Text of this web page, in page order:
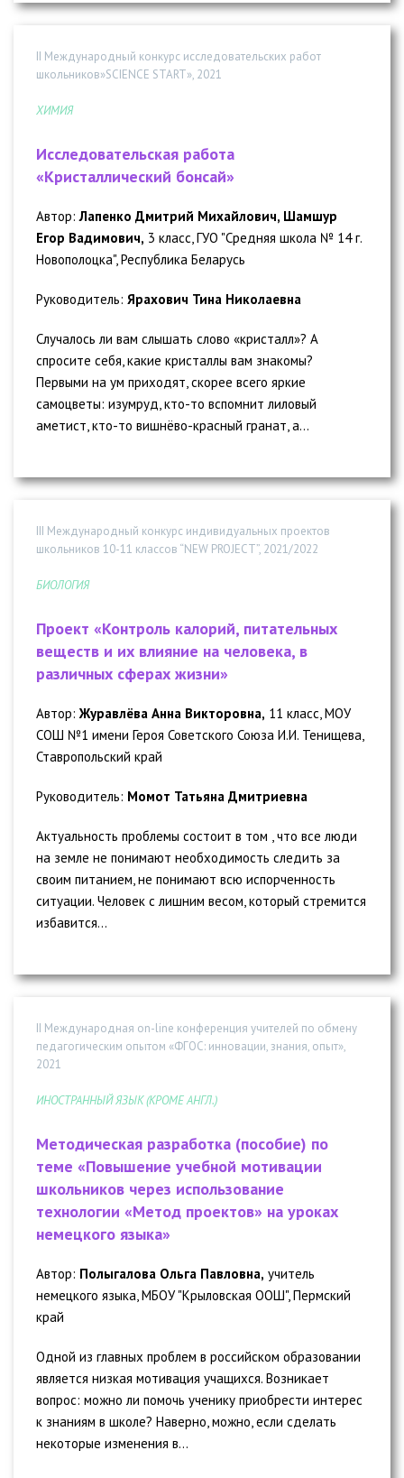
II Международный конкурс исследовательских работ
школьников»SCIENCE START», 2021
ХИМИЯ
Исследовательская работа
«Кристаллический бонсай»
Автор: Лапенко Дмитрий Михайлович, Шамшур
Егор Вадимович, 3 класс, ГУО "Средняя школа № 14 г.
Новополоцка", Республика Беларусь
Руководитель: Ярахович Тина Николаевна
Случалось ли вам слышать слово «кристалл»? А
спросите себя, какие кристаллы вам знакомы?
Первыми на ум приходят, скорее всего яркие
самоцветы: изумруд, кто-то вспомнит лиловый
аметист, кто-то вишнёво-красный гранат, а...
III Международный конкурс индивидуальных проектов
школьников 10-11 классов “NEW PROJECT”, 2021/2022
БИОЛОГИЯ
Проект «Контроль калорий, питательных
веществ и их влияние на человека, в
различных сферах жизни»
Автор: Журавлёва Анна Викторовна, 11 класс, МОУ
СОШ №1 имени Героя Советского Союза И.И. Тенищева,
Ставропольский край
Руководитель: Момот Татьяна Дмитриевна
Актуальность проблемы состоит в том , что все люди
на земле не понимают необходимость следить за
своим питанием, не понимают всю испорченность
ситуации. Человек с лишним весом, который стремится
избавится...
II Международная on-line конференция учителей по обмену
педагогическим опытом «ФГОС: инновации, знания, опыт»,
2021
ИНОСТРАННЫЙ ЯЗЫК (КРОМЕ АНГЛ.)
Методическая разработка (пособие) по
теме «Повышение учебной мотивации
школьников через использование
технологии «Метод проектов» на уроках
немецкого языка»
Автор: Полыгалова Ольга Павловна, учитель
немецкого языка, МБОУ "Крыловская ООШ", Пермский
край
Одной из главных проблем в российском образовании
является низкая мотивация учащихся. Возникает
вопрос: можно ли помочь ученику приобрести интерес
к знаниям в школе? Наверно, можно, если сделать
некоторые изменения в...